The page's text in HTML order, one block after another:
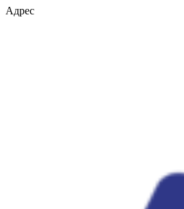
Адрес